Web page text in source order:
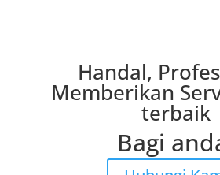
Handal,
Memberikan
terbaik
Bagi